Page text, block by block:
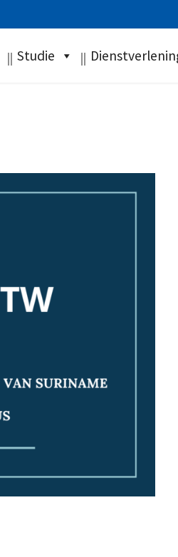
Studie